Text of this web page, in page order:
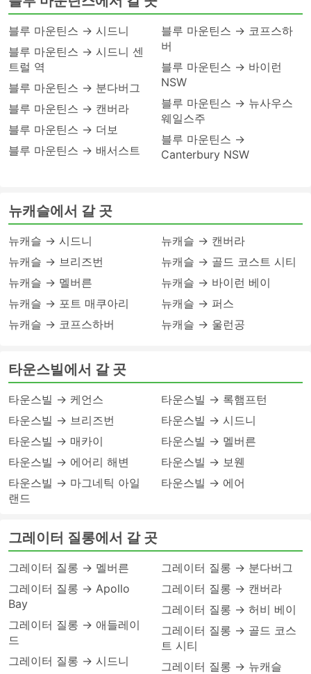
블루 마운틴스 → 시드니
블루 마운틴스 → 시드니 센
트럴 역
블루 마운틴스 → 분다버그
블루 마운틴스 → 캔버라
블루 마운틴스 → 더보
블루 마운틴스 → 배서스트
블루 마운틴스 → 코프스하
버
블루 마운틴스 → 바이런
NSW
블루 마운틴스 → 뉴사우스
웨일스주
블루 마운틴스 →
Canterbury NSW
뉴캐슬에서 갈 곳
뉴캐슬 → 시드니
뉴캐슬 → 브리즈번
뉴캐슬 → 멜버른
뉴캐슬 → 포트 매쿠아리
뉴캐슬 → 코프스하버
뉴캐슬 → 캔버라
뉴캐슬 → 골드 코스트 시티
뉴캐슬 → 바이런 베이
뉴캐슬 → 퍼스
뉴캐슬 → 울런공
타운스빌에서 갈 곳
타운스빌 → 케언스
타운스빌 → 브리즈번
타운스빌 → 매카이
타운스빌 → 에어리 해변
타운스빌 → 마그네틱 아일
랜드
타운스빌 → 록햄프턴
타운스빌 → 시드니
타운스빌 → 멜버른
타운스빌 → 보웬
타운스빌 → 에어
그레이터 질롱에서 갈 곳
그레이터 질롱 → 멜버른
그레이터 질롱 → Apollo
Bay
그레이터 질롱 → 애들레이
드
그레이터 질롱 → 시드니
그레이터 질롱 → 분다버그
그레이터 질롱 → 캔버라
그레이터 질롱 → 허비 베이
그레이터 질롱 → 골드 코스
트 시티
그레이터 질롱 → 뉴캐슬